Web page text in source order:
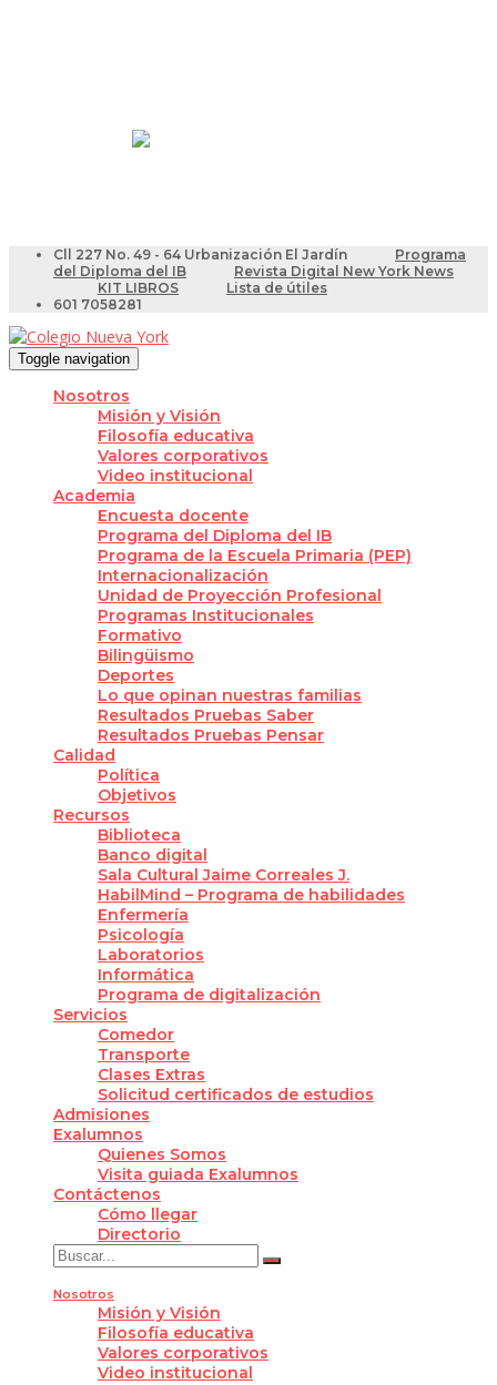
Cll 227 No. 49 - 64 Urbanización El Jardín
Programa
del Diploma del IB
Revista Digital New York News
KIT LIBROS
Lista de útiles
601 7058281
Toggle navigation
Nosotros
Misión y Visión
Filosofía educativa
Valores corporativos
Video institucional
Academia
Encuesta docente
Programa del Diploma del IB
Programa de la Escuela Primaria (PEP)
Internacionalización
Unidad de Proyección Profesional
Programas Institucionales
Formativo
Bilingüismo
Deportes
Lo que opinan nuestras familias
Resultados Pruebas Saber
Resultados Pruebas Pensar
Calidad
Política
Objetivos
Recursos
Biblioteca
Banco digital
Sala Cultural Jaime Correales J.
HabilMind – Programa de habilidades
Enfermería
Psicología
Laboratorios
Informática
Programa de digitalización
Servicios
Comedor
Transporte
Clases Extras
Solicitud certificados de estudios
Admisiones
Exalumnos
Quienes Somos
Visita guiada Exalumnos
Contáctenos
Cómo llegar
Directorio
Nosotros
Misión y Visión
Filosofía educativa
Valores corporativos
Video institucional